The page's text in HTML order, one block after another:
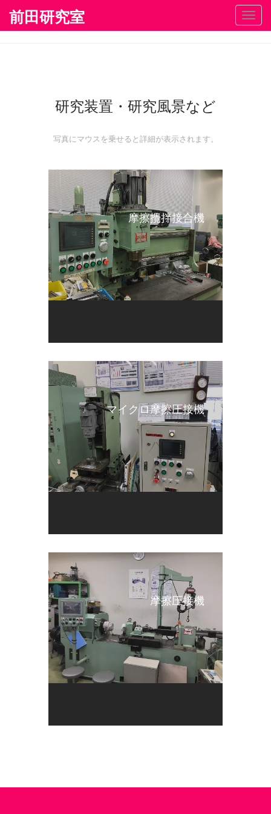
前田研究室
研究装置・研究風景など
写真にマウスを乗せると詳細が表示されます。
摩擦攪拌接合機
マイクロ摩擦圧接機
摩擦圧接機